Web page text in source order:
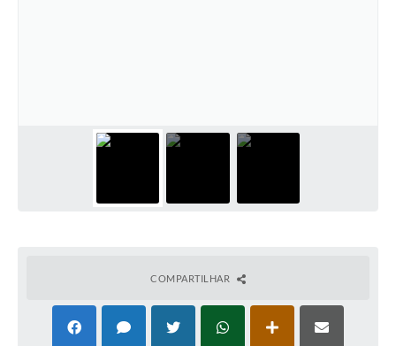
3º Jornada Empreendedora BQ
COMPARTILHAR